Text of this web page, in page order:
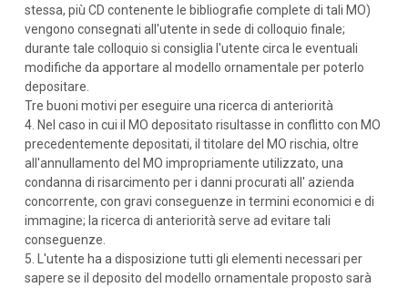
stessa, più CD contenente le bibliografie complete di tali MO)
vengono consegnati all'utente in sede di colloquio finale;
durante tale colloquio si consiglia l'utente circa le eventuali
modifiche da apportare al modello ornamentale per poterlo
depositare.
Tre buoni motivi per eseguire una ricerca di anteriorità
4. Nel caso in cui il MO depositato risultasse in conflitto con MO
precedentemente depositati, il titolare del MO rischia, oltre
all'annullamento del MO impropriamente utilizzato, una
condanna di risarcimento per i danni procurati all' azienda
concorrente, con gravi conseguenze in termini economici e di
immagine; la ricerca di anteriorità serve ad evitare tali
conseguenze.
5.
L'utente ha a disposizione tutti gli elementi necessari per
sapere se il deposito del modello ornamentale proposto sarà